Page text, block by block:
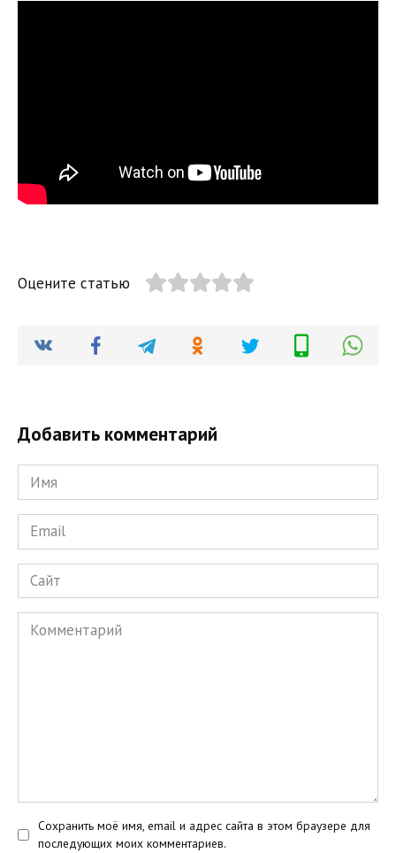
Оцените статью
Добавить комментарий
Имя
*
Email
*
Сайт
Комментарий
Сохранить моё имя, email и адрес сайта в этом браузере для
последующих моих комментариев.